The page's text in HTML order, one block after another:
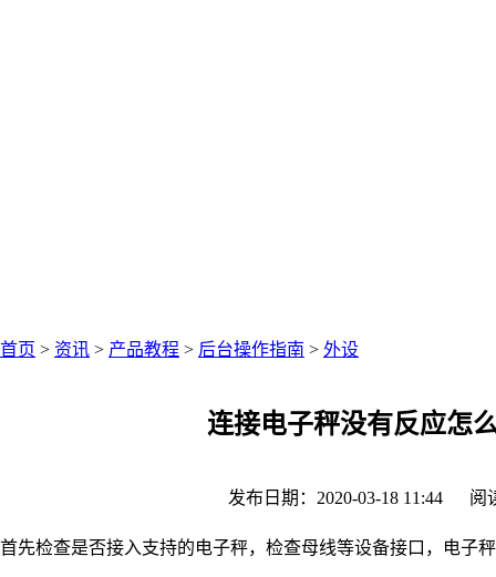
首页 > 资讯 > 产品教程 > 后台操作指南 > 外设
连接电子秤没有反应怎
发布日期：2020-03-18 11:44 阅
首先检查是否接入支持的电子秤，检查母线等设备接口，电子